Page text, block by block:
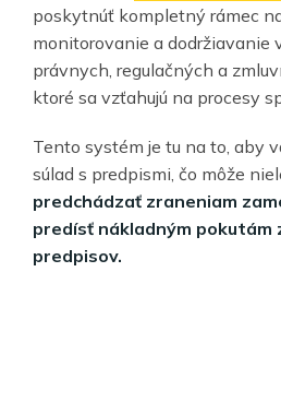
poskytnúť kompletný rámec
monitorovanie a dodržiavanie
právnych, regulačných a
ktoré sa vzťahujú na procesy
Tento systém je tu na to, aby
súlad s predpismi, čo môže
predchádzať zraneniam
predísť nákladným pokutám
predpisov.